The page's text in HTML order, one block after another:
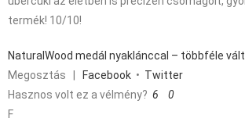
termék! 10/10!
NaturalWood medál nyaklánccal – többféle
Megosztás
Facebook • Twitter
Hasznos volt ez a vélmény? 6
0
F